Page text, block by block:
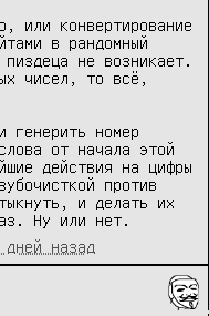
или конвертирование
в рандомный
не возникает.
чисел, то всё,
генерить номер
от начала этой
действия на цифры
против
и делать их
Ну или нет.
дней назад